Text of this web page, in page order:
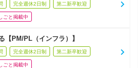
完全週休2日制 第二新卒歓迎
ごと掲載中
【PM/PL（インフラ）】
完全週休2日制 第二新卒歓迎
ごと掲載中